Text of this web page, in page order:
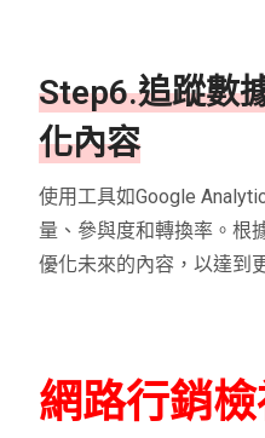
Step6.追蹤數
化內容
使用工具如Google
量、參與度和轉換率。根
優化未來的內容，以達到
網路行銷